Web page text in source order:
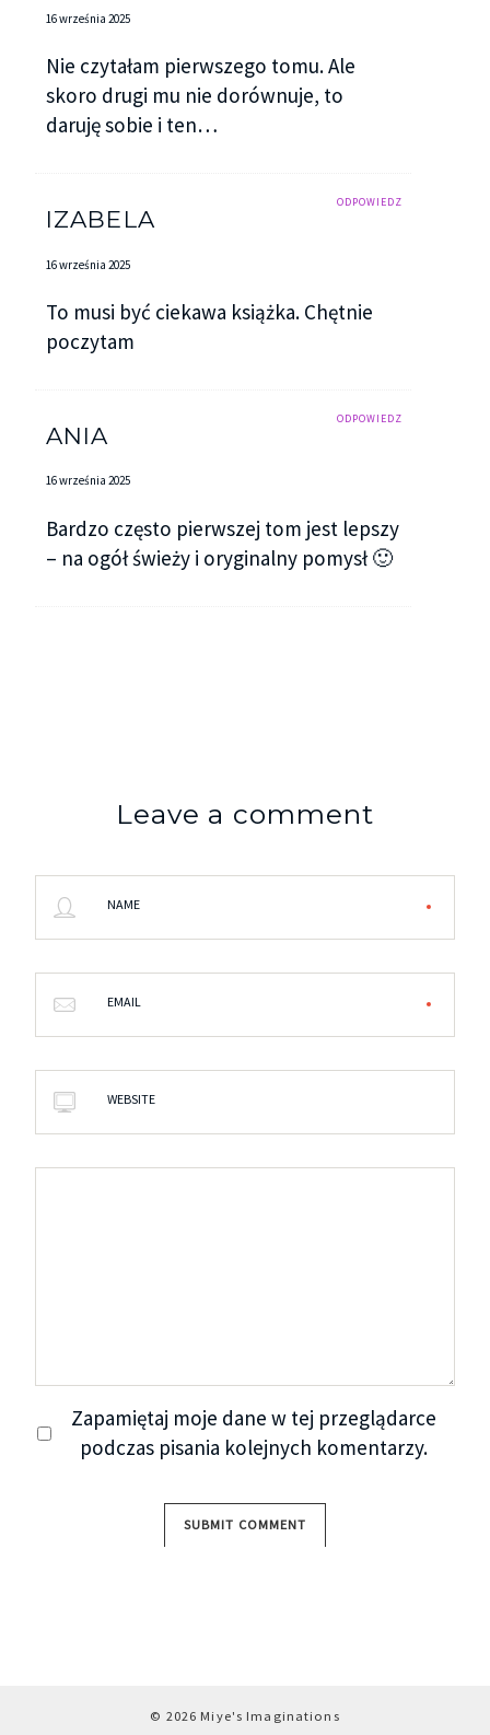
16 września 2025
Nie czytałam pierwszego tomu. Ale
skoro drugi mu nie dorównuje, to
daruję sobie i ten…
ODPOWIEDZ
IZABELA
16 września 2025
To musi być ciekawa książka. Chętnie
poczytam
ODPOWIEDZ
ANIA
16 września 2025
Bardzo często pierwszej tom jest lepszy
– na ogół świeży i oryginalny pomysł 🙂
Leave a comment
NAME
EMAIL
WEBSITE
Zapamiętaj moje dane w tej przeglądarce
podczas pisania kolejnych komentarzy.
© 2026 Miye's Imaginations